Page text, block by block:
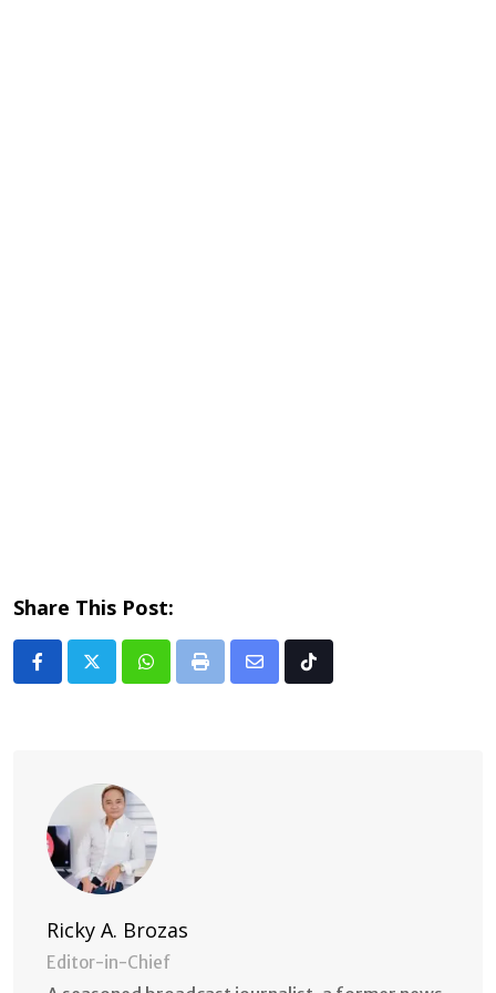
Share This Post:
Whatsapp
Print
Share Tiktok
Ricky A. Brozas
Editor-in-Chief